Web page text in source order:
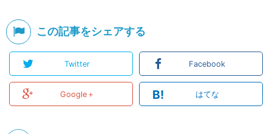
この記事をシェアする
Twitter Facebook
Google＋ B! はてな